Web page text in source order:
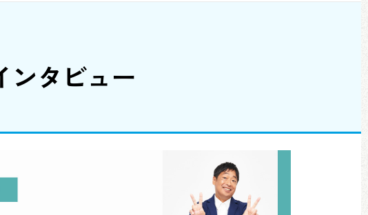
ンタビュー